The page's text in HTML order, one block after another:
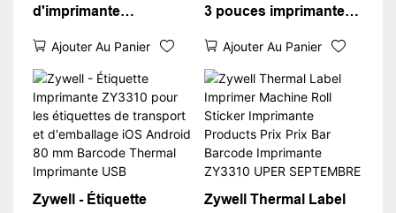
d'imprimante
sans encre Android
iOS System ZY3310
Bluetooth Sticker
Barcode QR code
imprimante USB + RS
Ajouter Au Panier
3 pouces imprimante
compatible avec
Square Win XP / 7/8/10
Imprimante de code-
barres bon marché
USB
Ajouter Au Panier
Zywell - Étiquette
Zywell Thermal Label